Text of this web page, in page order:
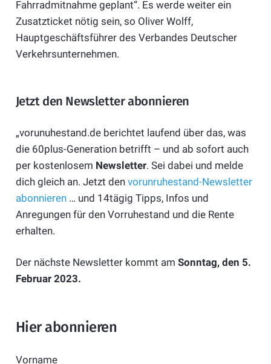
Fahrradmitnahme geplant“. Es werde weiter ein
Zusatzticket nötig sein, so Oliver Wolff,
Hauptgeschäftsführer des Verbandes Deutscher
Verkehrsunternehmen.
Jetzt den Newsletter abonnieren
„vorunuhestand.de berichtet laufend über das, was
die 60plus-Generation betrifft – und ab sofort auch
per kostenlosem Newsletter. Sei dabei und melde
dich gleich an. Jetzt den vorunruhestand-Newsletter
abonnieren… und 14tägig Tipps, Infos und
Anregungen für den Vorruhestand und die Rente
erhalten.
Der nächste Newsletter kommt am Sonntag, den 5.
Februar 2023.
Hier abonnieren
Vorname